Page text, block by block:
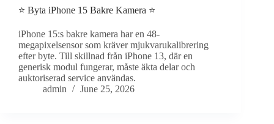
⭐ Byta iPhone 15 Bakre Kamera ⭐
iPhone 15:s bakre kamera har en 48-
megapixelsensor som kräver mjukvarukalibrering
efter byte. Till skillnad från iPhone 13, där en
generisk modul fungerar, måste äkta delar och
auktoriserad service användas.
admin
June 25, 2026